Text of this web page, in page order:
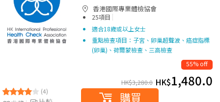
(4)
香港國際專業體檢協會
25項目 |
適合18歲或以上女士
重點檢查項目：子宮、卵巢超聲波、癌症指標
(卵巢)、荷爾蒙檢查、三高檢查
55% off
HK$3,280.0 HK$1,480.0
購買